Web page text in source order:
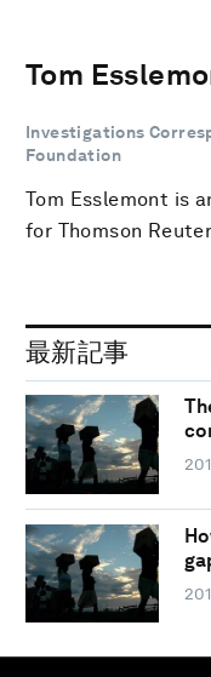
Tom
Investigations
Foundation
Tom Esslemont is
for Thomson
最新記事